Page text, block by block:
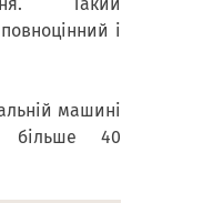
і
машині
більше 40